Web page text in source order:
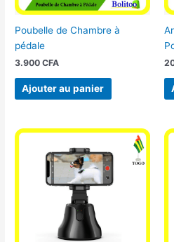
Poubelle de Chambre à
pédale
3.900CFA
Ajouter au panier